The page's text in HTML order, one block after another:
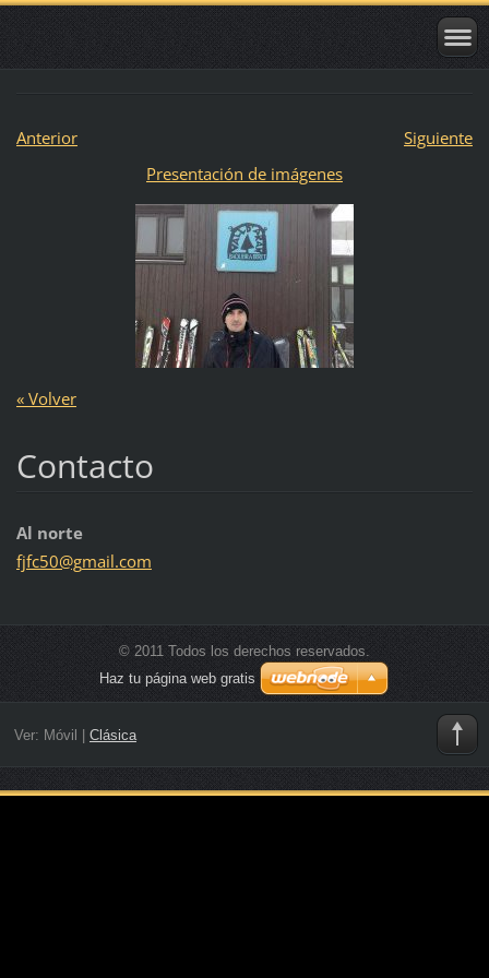
Anterior
Siguiente
Presentación de imágenes
« Volver
Contacto
Al norte
fjfc50@gmail.com
© 2011 Todos los derechos reservados.
Haz tu página web gratis
Ver: Móvil Clásica